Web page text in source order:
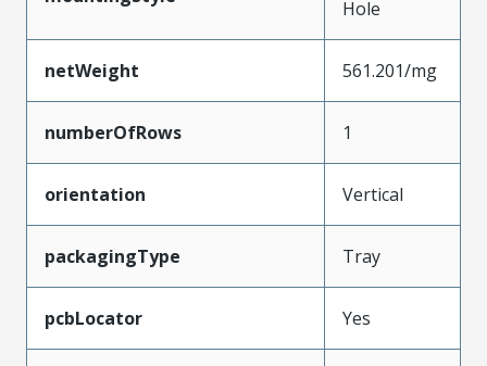
Hole
netWeight 561.201/mg
numberOfRows 1
orientation Vertical
packagingType Tray
pcbLocator Yes